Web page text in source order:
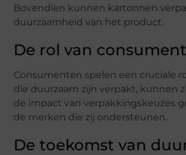
Bovendien kunnen kartonnen
duurzaamheid van het product.
De rol van
Consumenten spelen een cruciale
die duurzaam zijn verpakt, kunnen
de impact van verpakkingskeuzes
de merken die zij ondersteunen.
De toekomst van